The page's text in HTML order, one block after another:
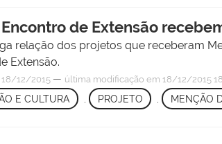
de Extensão
relação dos projetos que receberam
Extensão.
12/2015 — última modificação em 18/12/2015
E CULTURA PROJETO , MENÇÃO